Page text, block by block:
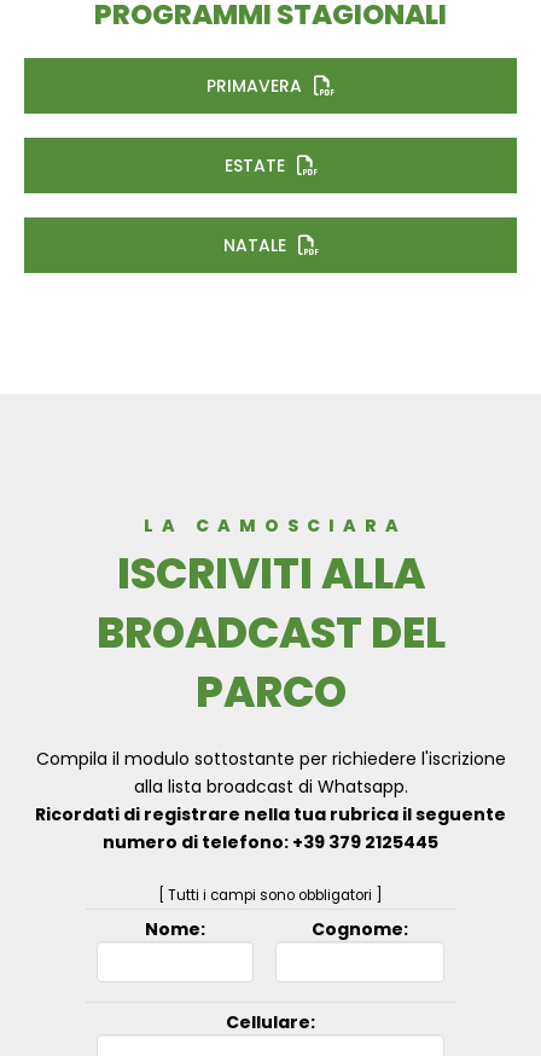
PROGRAMMI STAGIONALI
PRIMAVERA
ESTATE
NATALE
LA CAMOSCIARA
ISCRIVITI ALLA
BROADCAST DEL
PARCO
Compila il modulo sottostante per richiedere l'iscrizione
alla lista broadcast di Whatsapp.
Ricordati di registrare nella tua rubrica il seguente
numero di telefono: +39 379 2125445
[ Tutti i campi sono obbligatori ]
Nome: Cognome:
Cellulare: